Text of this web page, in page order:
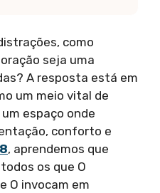
como
seja uma
A resposta está em
um meio vital de
espaço onde
conforto e
, aprendemos que
os que O
O invocam em